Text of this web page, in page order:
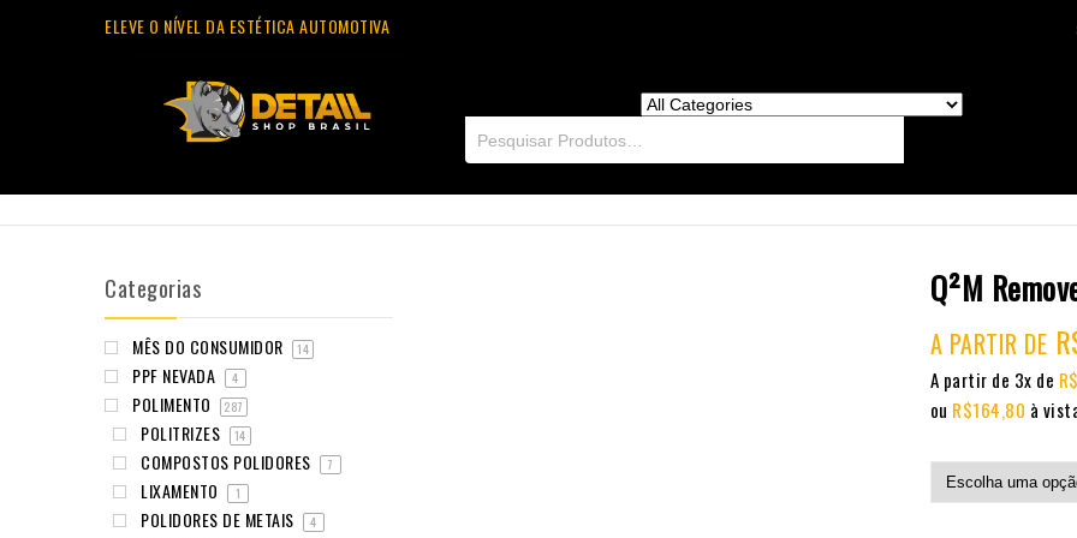
ELEVE O NÍVEL DA ESTÉTICA AUTOMOTIVA
Q²M
A PARTIR DE
A partir de 3x de R$
ou R$164,80 à
Categorias
MÊS DO CONSUMIDOR 14
PPF NEVADA 4
POLIMENTO 287
POLITRIZES 14
COMPOSTOS POLIDORES 7
LIXAMENTO 1
POLIDORES DE METAIS 4